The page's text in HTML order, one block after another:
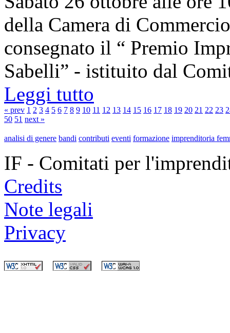
della Camera di
consegnato il “ Premio
Sabelli” - istituito dal
Leggi tutto
« prev 1 2 3 4 5 6 7 8 9 10 11 12 13 14 15 16 17 18 19 20 21 22 23
50 51 next »
analisi di genere bandi contributi eventi formazione imprenditoria
IF - Comitati per
Credits
Note legali
Privacy